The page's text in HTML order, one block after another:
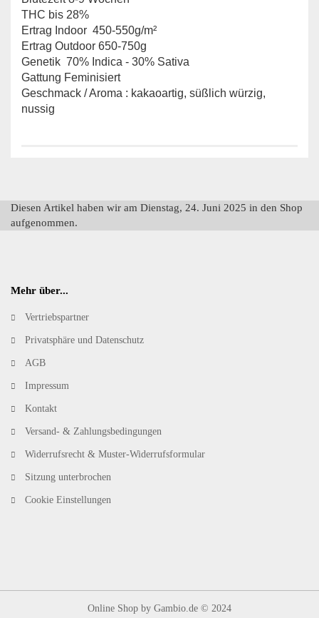
THC bis 28%
Ertrag Indoor 450-550g/m²
Ertrag Outdoor 650-750g
Genetik 70% Indica - 30% Sativa
Gattung Feminisiert
Geschmack / Aroma : kakaoartig, süßlich würzig,
nussig
Diesen Artikel haben wir am Dienstag, 24. Juni 2025 in den Shop
aufgenommen.
Mehr über...
Vertriebspartner
Privatsphäre und Datenschutz
AGB
Impressum
Kontakt
Versand- & Zahlungsbedingungen
Widerrufsrecht & Muster-Widerrufsformular
Sitzung unterbrochen
Cookie Einstellungen
Online Shop by Gambio.de © 2024